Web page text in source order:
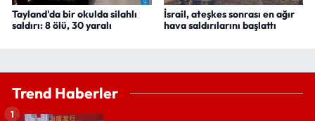
Tayland'da bir okulda silahlı
saldırı: 8 ölü, 30 yaralı
İsrail, ateşkes sonrası en ağır
hava saldırılarını başlattı
Trend Haberler
1